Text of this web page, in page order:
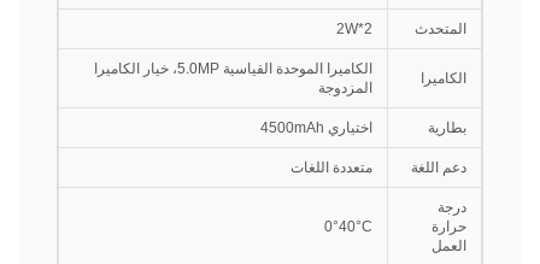
المتحدث 2*2W
الكاميرا
الكاميرا الموحدة القياسية 5.0MP، خيار الكاميرا
المزدوجة
بطارية اختياري 4500mAh
دعم اللغة متعددة اللغات
درجة
حرارة
العمل
0°40°C